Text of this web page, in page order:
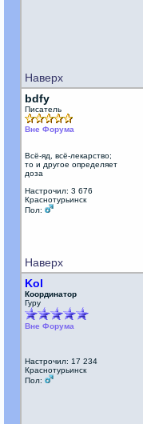
Наверх
bdfy
Писатель
Вне Форума
Всё-яд, всё-лекарство;
то и другое определяет
доза
Настрочил: 3 676
Краснотурьинск
Пол:
Наверх
Kol
Координатор
Гуру
Вне Форума
Настрочил: 17 234
Краснотурьинск
Пол: